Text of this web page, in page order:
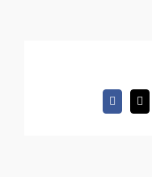
Facebook
X